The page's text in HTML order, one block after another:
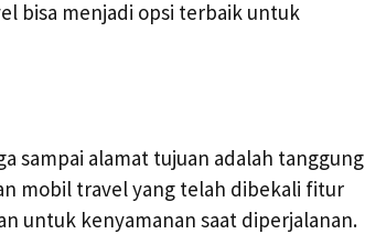
bisa menjadi opsi terbaik untuk
sampai alamat tujuan adalah tanggung
mobil travel yang telah dibekali fitur
untuk kenyamanan saat diperjalanan.